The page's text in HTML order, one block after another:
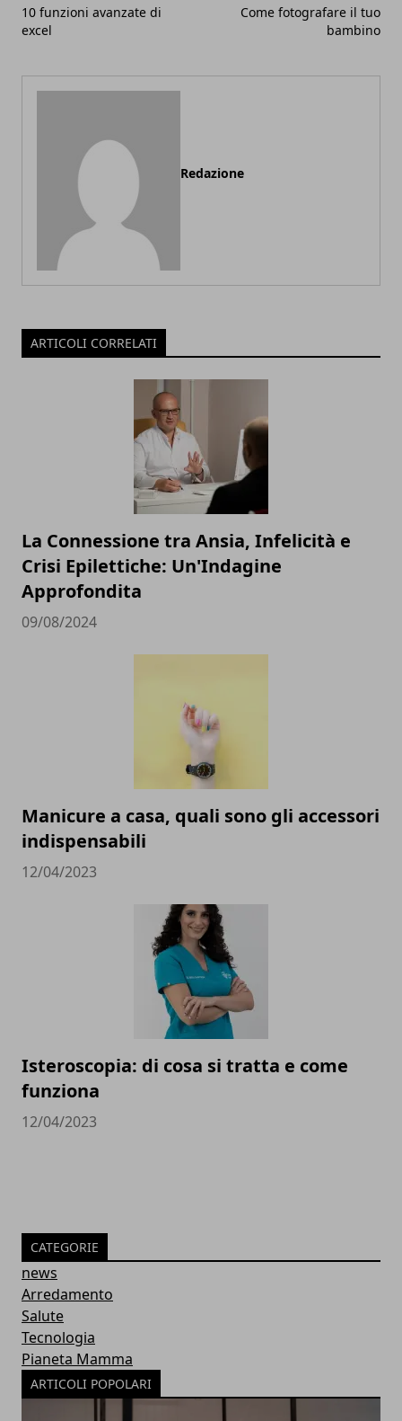
10 funzioni avanzate di
excel
Come fotografare il tuo
bambino
Redazione
ARTICOLI CORRELATI
La Connessione tra Ansia, Infelicità e
Crisi Epilettiche: Un'Indagine
Approfondita
09/08/2024
Manicure a casa, quali sono gli accessori
indispensabili
12/04/2023
Isteroscopia: di cosa si tratta e come
funziona
12/04/2023
CATEGORIE
news
Arredamento
Salute
Tecnologia
Pianeta Mamma
ARTICOLI POPOLARI